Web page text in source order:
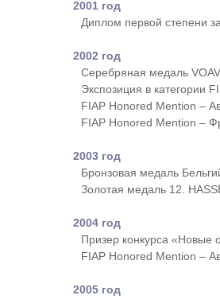
2001 год
Диплом первой степени
2002 год
Серебряная медаль
Экспозиция в категории
FIAP Honored Mention –
FIAP Honored Mention –
2003 год
Бронзовая медаль
Золотая медаль 12.
2004 год
Призер конкурса «Новые
FIAP Honored Mention –
2005 год